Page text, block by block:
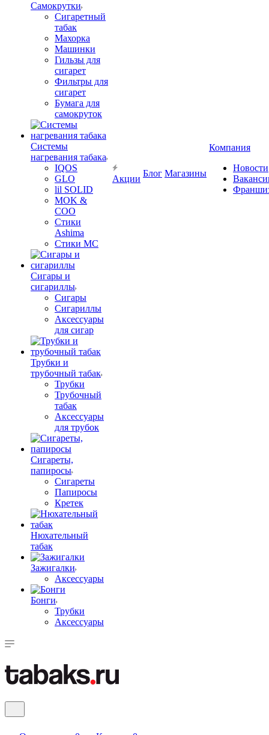
Самокрутки
Сигаретный
табак
Махорка
Машинки
Гильзы для
сигарет
Фильтры для
сигарет
Бумага для
самокруток
Системы
нагревания табака
IQOS
GLO
lil SOLID
MOK &
COO
Стики
Ashima
Стики MC
Сигары и
сигариллы
Сигары
Сигариллы
Аксессуары
для сигар
Трубки и
трубочный табак
Трубки
Трубочный
табак
Аксессуары
для трубок
Сигареты,
папиросы
Сигареты
Папиросы
Кретек
Нюхательный
табак
Зажигалки
Аксессуары
Бонги
Трубки
Аксессуары
Акции
Блог Магазины
Компания
Новости